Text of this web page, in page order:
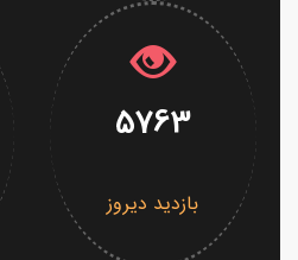
5763
بازدید دیروز